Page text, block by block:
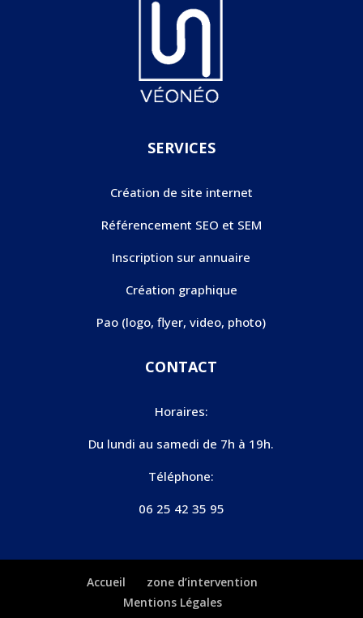
SERVICES
Création de site internet
Référencement SEO et SEM
Inscription sur annuaire
Création graphique
Pao (logo, flyer, video, photo)
CONTACT
Horaires:
Du lundi au samedi de 7h à 19h.
Téléphone:
06 25 42 35 95
Accueil
zone d’intervention
Mentions Légales